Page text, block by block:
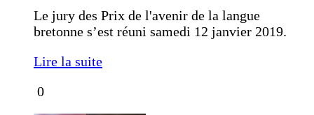
Le jury des Prix de l'avenir de la langue
bretonne s’est réuni samedi 12 janvier 2019.
Lire la suite
0